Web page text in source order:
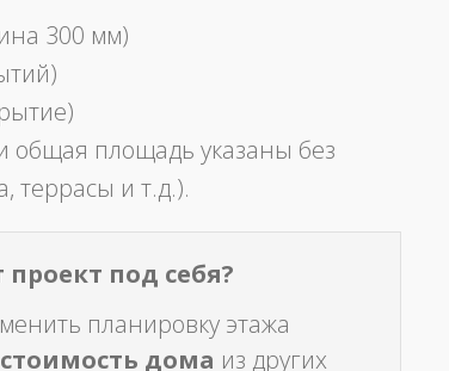
300 мм)
площадь указаны без
террасы и т.д.).
под себя?
планировку этажа
дома из других